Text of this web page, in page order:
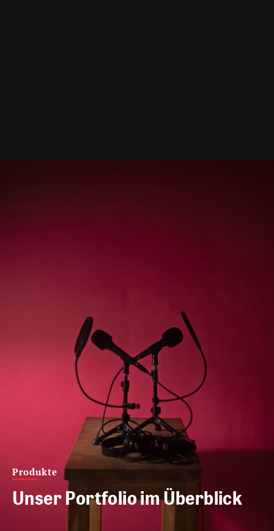
Produkte
Unser Portfolio im Überblick